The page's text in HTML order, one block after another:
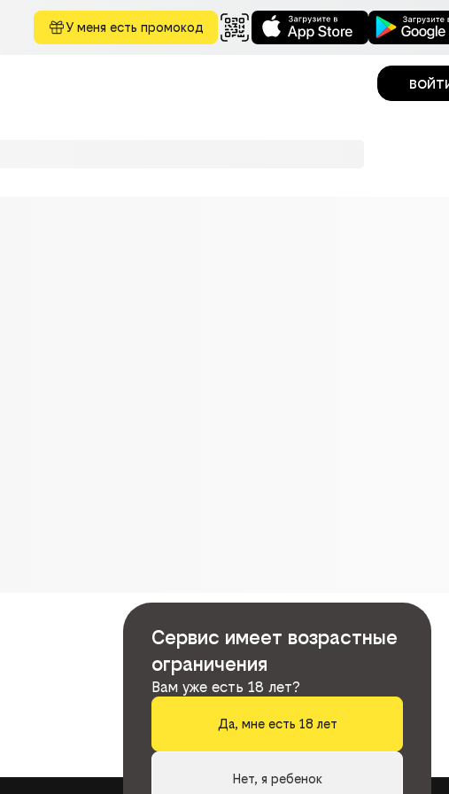
У меня есть промокод
Сервис имеет возрастные
ограничения
Вам уже есть 18 лет?
Да, мне есть 18 лет
Нет, я ребенок